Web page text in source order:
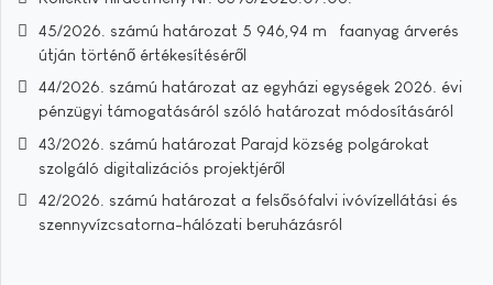
45/2026. számú határozat 5 946,94 m³ faanyag árverés
útján történő értékesítéséről
44/2026. számú határozat az egyházi egységek 2026. évi
pénzügyi támogatásáról szóló határozat módosításáról
43/2026. számú határozat Parajd község polgárokat
szolgáló digitalizációs projektjéről
42/2026. számú határozat a felsősófalvi ivóvízellátási és
szennyvízcsatorna-hálózati beruházásról